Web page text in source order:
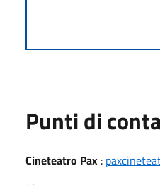
Punti di
Cineteatro Pax :